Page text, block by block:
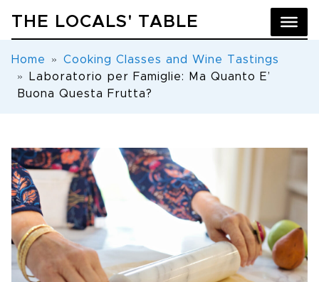
THE LOCALS' TABLE
Home
Cooking Classes and Wine Tastings
Laboratorio per Famiglie: Ma Quanto E’
Buona Questa Frutta?